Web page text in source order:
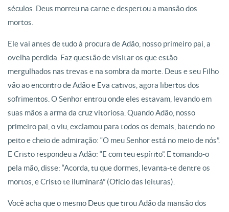
séculos. Deus morreu na carne e despertou a mansão dos
mortos.
Ele vai antes de tudo à procura de Adão, nosso primeiro pai, a
ovelha perdida. Faz questão de visitar os que estão
mergulhados nas trevas e na sombra da morte. Deus e seu Filho
vão ao encontro de Adão e Eva cativos, agora libertos dos
sofrimentos. O Senhor entrou onde eles estavam, levando em
suas mãos a arma da cruz vitoriosa. Quando Adão, nosso
primeiro pai, o viu, exclamou para todos os demais, batendo no
peito e cheio de admiração: “O meu Senhor está no meio de nós”.
E Cristo respondeu a Adão: “E com teu espírito”. E tomando-o
pela mão, disse: “Acorda, tu que dormes, levanta-te dentre os
mortos, e Cristo te iluminará” (Ofício das leituras).
Você acha que o mesmo Deus que tirou Adão da mansão dos